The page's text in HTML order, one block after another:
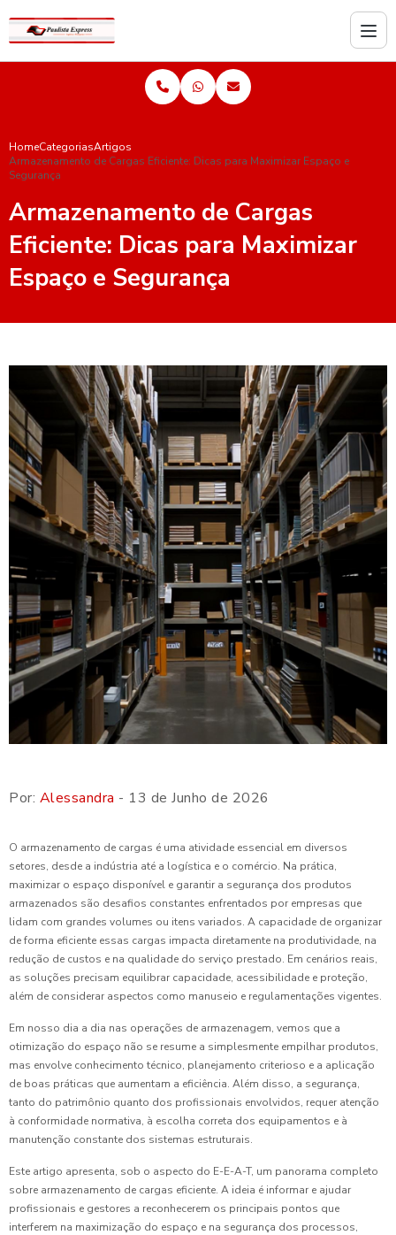
HomeCategoriasArtigos
Armazenamento de Cargas Eficiente: Dicas para Maximizar Espaço e
Segurança
Armazenamento de Cargas
Eficiente: Dicas para Maximizar
Espaço e Segurança
Por: Alessandra - 13 de Junho de 2026
O armazenamento de cargas é uma atividade essencial em diversos
setores, desde a indústria até a logística e o comércio. Na prática,
maximizar o espaço disponível e garantir a segurança dos produtos
armazenados são desafios constantes enfrentados por empresas que
lidam com grandes volumes ou itens variados. A capacidade de organizar
de forma eficiente essas cargas impacta diretamente na produtividade, na
redução de custos e na qualidade do serviço prestado. Em cenários reais,
as soluções precisam equilibrar capacidade, acessibilidade e proteção,
além de considerar aspectos como manuseio e regulamentações vigentes.
Em nosso dia a dia nas operações de armazenagem, vemos que a
otimização do espaço não se resume a simplesmente empilhar produtos,
mas envolve conhecimento técnico, planejamento criterioso e a aplicação
de boas práticas que aumentam a eficiência. Além disso, a segurança,
tanto do patrimônio quanto dos profissionais envolvidos, requer atenção
à conformidade normativa, à escolha correta dos equipamentos e à
manutenção constante dos sistemas estruturais.
Este artigo apresenta, sob o aspecto do E-E-A-T, um panorama completo
sobre armazenamento de cargas eficiente. A ideia é informar e ajudar
profissionais e gestores a reconhecerem os principais pontos que
interferem na maximização do espaço e na segurança dos processos,